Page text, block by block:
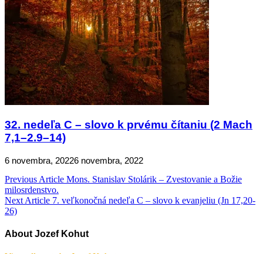
32. nedeľa C – slovo k prvému čítaniu (2 Mach
7,1–2.9–14)
6 novembra, 20226 novembra, 2022
Navigácia
v
článku
Previous Article Mons. Stanislav Stolárik – Zvestovanie a Božie
milosrdenstvo.
Next Article 7. veľkonočná nedeľa C – slovo k evanjeliu (Jn 17,20-
26)
About Jozef Kohut